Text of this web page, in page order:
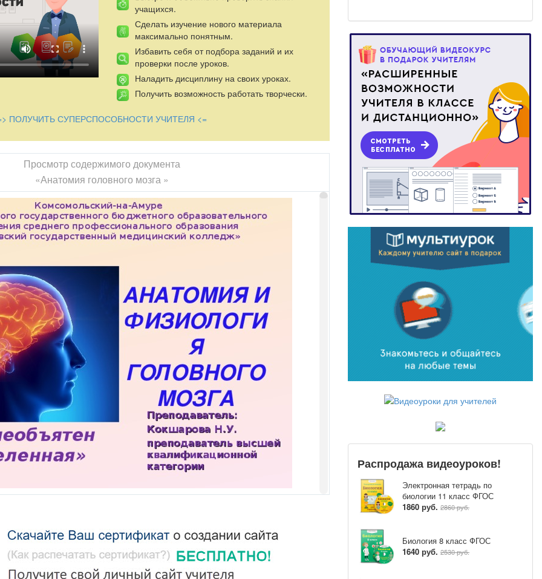
функции отелов и оболочек головного мозга.
жизнедеятельности в коре головного мозга
муляжах и планшетах основные отделы головного мозга, доли полушарий, их
Гаврилова, "Анатомия", учебные пособия С.Д. Барышникова "Лекция по
часть - 2 мин.
знаний (опрос),
головного мозга,
работы и самоконтроля - 15 мин.
и самоконтроль - 55 мин.
и задание на дом - 3 мин.
учащихся.
Сделать изучение нового материала
максимально понятным.
Избавить себя от подбора заданий и их
проверки после уроков.
Наладить дисциплину на своих уроках.
Получить возможность работать творчески.
ПОЛУЧИТЬ СУПЕРСПОСОБНОСТИ УЧИТЕЛЯ <=
Просмотр содержимого документа
«Анатомия головного мозга »
медицинский колледж»
ГОЛОВНОГО МОЗГА
Распродажа видеоуроков!
Электронная тетрадь по
биологии 11 класс ФГОС
1860 руб. 2860 руб.
Биология 8 класс ФГОС
1640 руб. 2530 руб.